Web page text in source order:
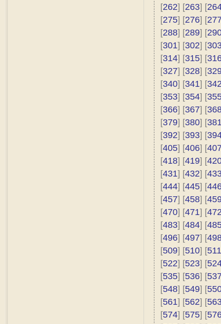
[262] [263] [
[275] [276] [
[288] [289] [
[301] [302] [
[314] [315] [
[327] [328] [
[340] [341] [
[353] [354] [
[366] [367] [
[379] [380] [
[392] [393] [
[405] [406] [
[418] [419] [
[431] [432] [
[444] [445] [
[457] [458] [
[470] [471] [
[483] [484] [
[496] [497] [
[509] [510] [511
[522] [523] [
[535] [536] [
[548] [549] [
[561] [562] [
[574] [575] [